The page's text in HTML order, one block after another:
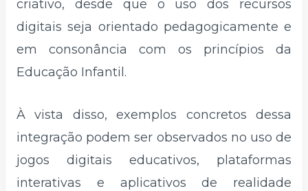
criativo, desde que o uso dos recursos
digitais seja orientado pedagogicamente e
em consonância com os princípios da
Educação Infantil.
À vista disso, exemplos concretos dessa
integração podem ser observados no uso de
jogos digitais educativos, plataformas
interativas e aplicativos de realidade